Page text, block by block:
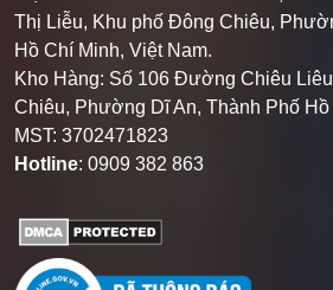
Thị Liễu, Khu phố Đông Chiêu,
Hồ Chí Minh, Việt Nam.
Kho Hàng: Số 106 Đường Chiêu
Chiêu, Phường Dĩ An, Thành Phố Hồ
MST: 3702471823
Hotline: 0909 382 863